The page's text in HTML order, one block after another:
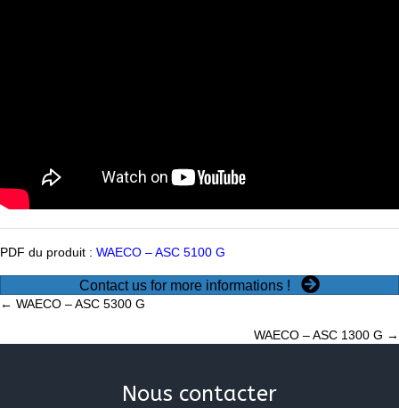
PDF du produit : WAECO – ASC 5100 G
Contact us for more informations !
Posts
navigation
← WAECO – ASC 5300 G
WAECO – ASC 1300 G →
Nous contacter